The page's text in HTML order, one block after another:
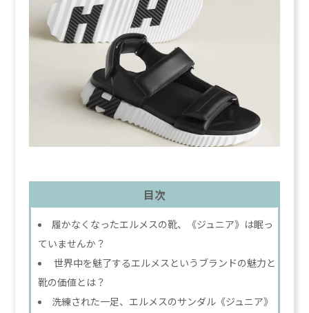
目次
履かなくなったエルメスの靴、《ジュニア》は眠っ
ていませんか？
世界中を魅了するエルメスというブランドの魅力と
靴の価値とは？
洗練された一足、エルメスのサンダル《ジュニア》